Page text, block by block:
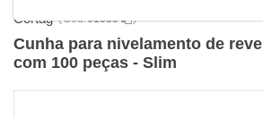
Cortag (Cód.61538 )
Cunha para nivelamento de
com 100 peças - Slim